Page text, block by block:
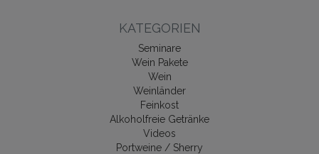
KATEGORIEN
Seminare
Wein Pakete
Wein
Weinländer
Feinkost
Alkoholfreie Getränke
Videos
Portweine / Sherry